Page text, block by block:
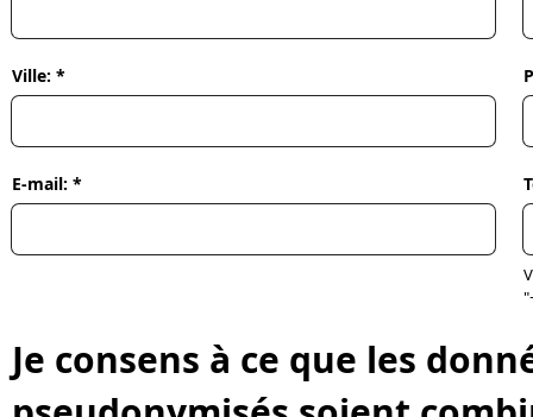
Ville: *
E-mail: *
Je consens à ce que les